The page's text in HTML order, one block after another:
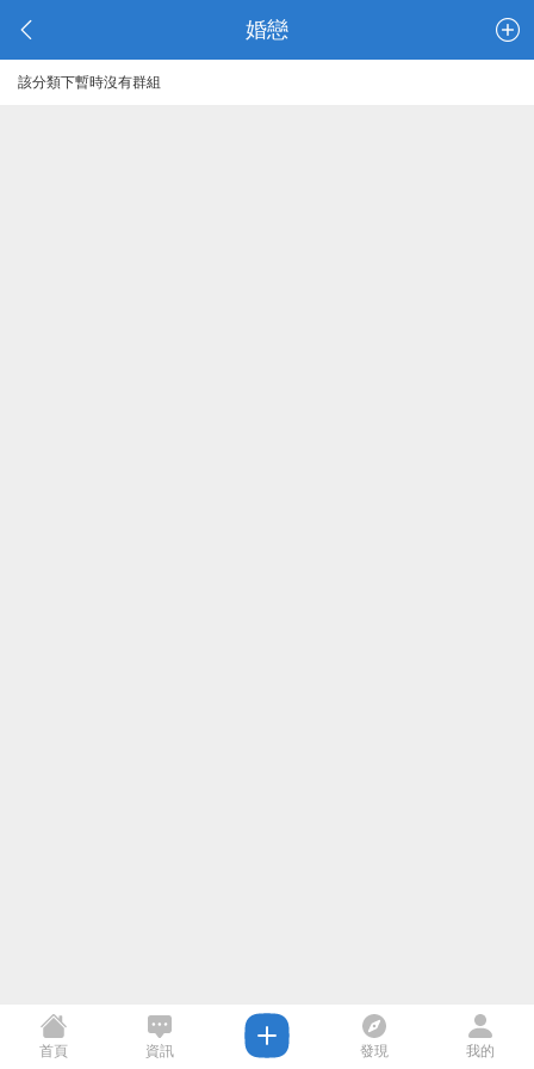
婚戀
該分類下暫時沒有群組
首頁 資訊 發現 我的